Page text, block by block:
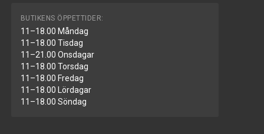
BUTIKENS ÖPPETTIDER:
11–18.00 Måndag
11–18.00 Tisdag
11–21.00 Onsdagar
11–18.00 Torsdag
11–18.00 Fredag
11–18.00 Lördagar
11–18.00 Söndag